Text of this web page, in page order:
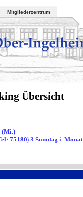
Mitgliederzentrum
Übersicht
(Mi.)
75180) 3.Sonntag i. Monat